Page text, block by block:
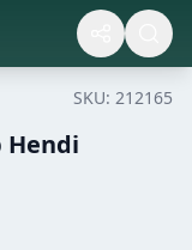
SKU: 212165
Hendi